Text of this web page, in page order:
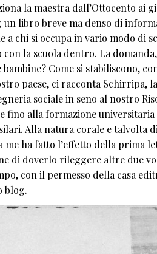
la maestra dall’Ottocento ai
libro breve ma denso di
a chi si occupa in vario modo di
la scuola dentro. La
Come si stabiliscono,
paese, ci racconta Schirripa,
sociale in seno al nostro
fino alla formazione
Alla natura corale e talvolta
me ha fatto l’effetto della prima
di doverlo rileggere altre due
con il permesso della casa
blog.